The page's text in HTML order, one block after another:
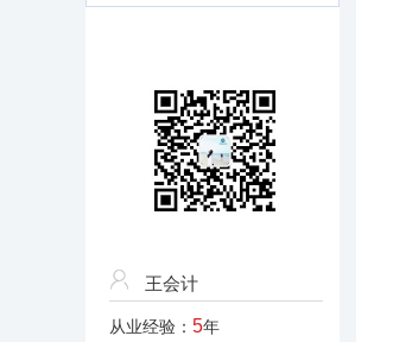
王会计
从业经验： 5年